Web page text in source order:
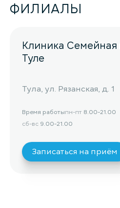
ФИЛИАЛЫ
Клиника Семейная
Туле
Тула, ул. Рязанская, д. 1
Время работыпн-пт 8.00-21.00
сб-вс 9.00-21.00
Записаться на приём